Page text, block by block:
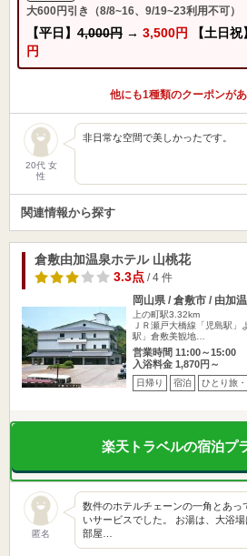
大600円引き（8/8~16、9/19~23利用不可）
【平日】 4,000円 → 3,500円 【土日祝】
円
他にも1種類のクーポンが
20代 女
性
非日常な空間で美しかったです。
関連情報から探す
倉敷由加温泉ホテル 山桃花
3.3点/ 4 件
岡山県 / 倉敷市 / 由加
上の町駅3.32km
ＪＲ瀬戸大橋線「児島駅
駅」倉敷美観地…
営業時間 11:00～15:00
入浴料金 1,870円～
日帰り 宿泊 ひとり旅
楽天トラベルの宿泊プ
匿名
数件のホテルチェーンの一角とあっ
いサービスでした。 お湯は、大浴
部屋…